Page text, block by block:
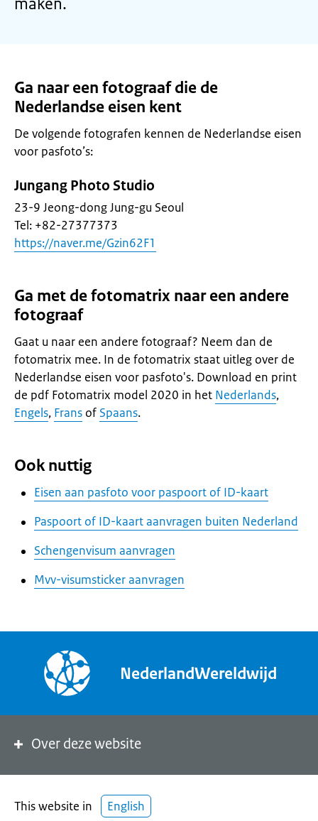
Ga naar een fotograaf die de
Nederlandse eisen kent
De volgende fotografen kennen de Nederlandse eisen
voor pasfoto’s:
Jungang Photo Studio
23-9 Jeong-dong Jung-gu Seoul
Tel: +82-27377373
https://naver.me/Gzin62F1
Ga met de fotomatrix naar een andere
fotograaf
Gaat u naar een andere fotograaf? Neem dan de
fotomatrix mee. In de fotomatrix staat uitleg over de
Nederlandse eisen voor pasfoto's. Download en print
de pdf Fotomatrix model 2020 in het Nederlands,
Engels, Frans of Spaans.
Ook nuttig
Eisen aan pasfoto voor paspoort of ID-kaart
Paspoort of ID-kaart aanvragen buiten Nederland
Schengenvisum aanvragen
Mvv-visumsticker aanvragen
NederlandWereldwijd
Over deze website
This website in English